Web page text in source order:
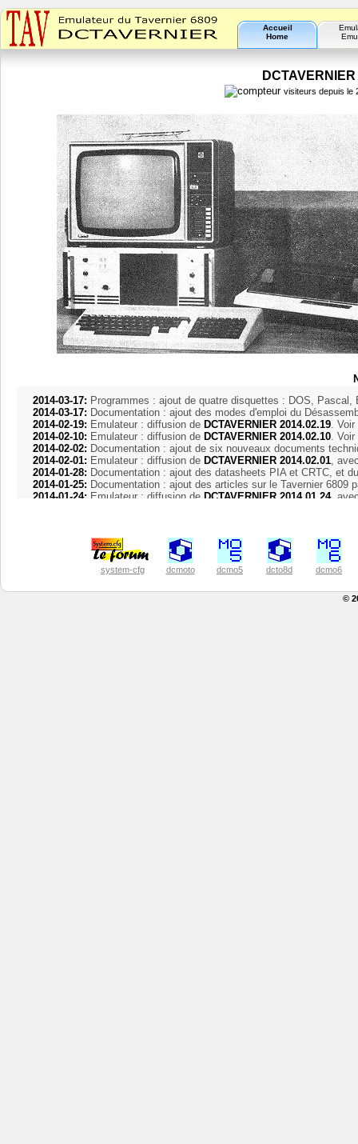
Accueil
Home
visiteurs depuis le
2014-03-17:
2014-03-17:
2014-02-19: Emulateur : diffusion de DCTAVERNIER 2014.02.19
2014-02-10: Emulateur : diffusion de DCTAVERNIER 2014.02.10
2014-02-02:
2014-02-01: Emulateur : diffusion de DCTAVERNIER 2014.02.01
2014-01-28:
2014-01-25:
2014-01-24: Emulateur : diffusion de DCTAVERNIER 2014.01.24
Début du projet dctavernier pour émuler l'ordinateur
system-cfg dcmoto dcmo5 dcto8d dcmo6
©